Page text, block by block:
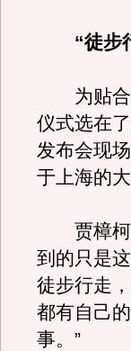
“徒步
为贴合
仪式选在
发布会现
于上海的
贾樟柯
到的只是
徒步行走
都有自己
事。”